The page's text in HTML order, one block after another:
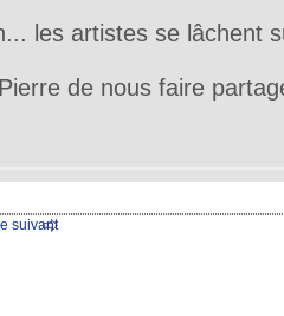
les artistes se lâchent
de nous faire
suivant